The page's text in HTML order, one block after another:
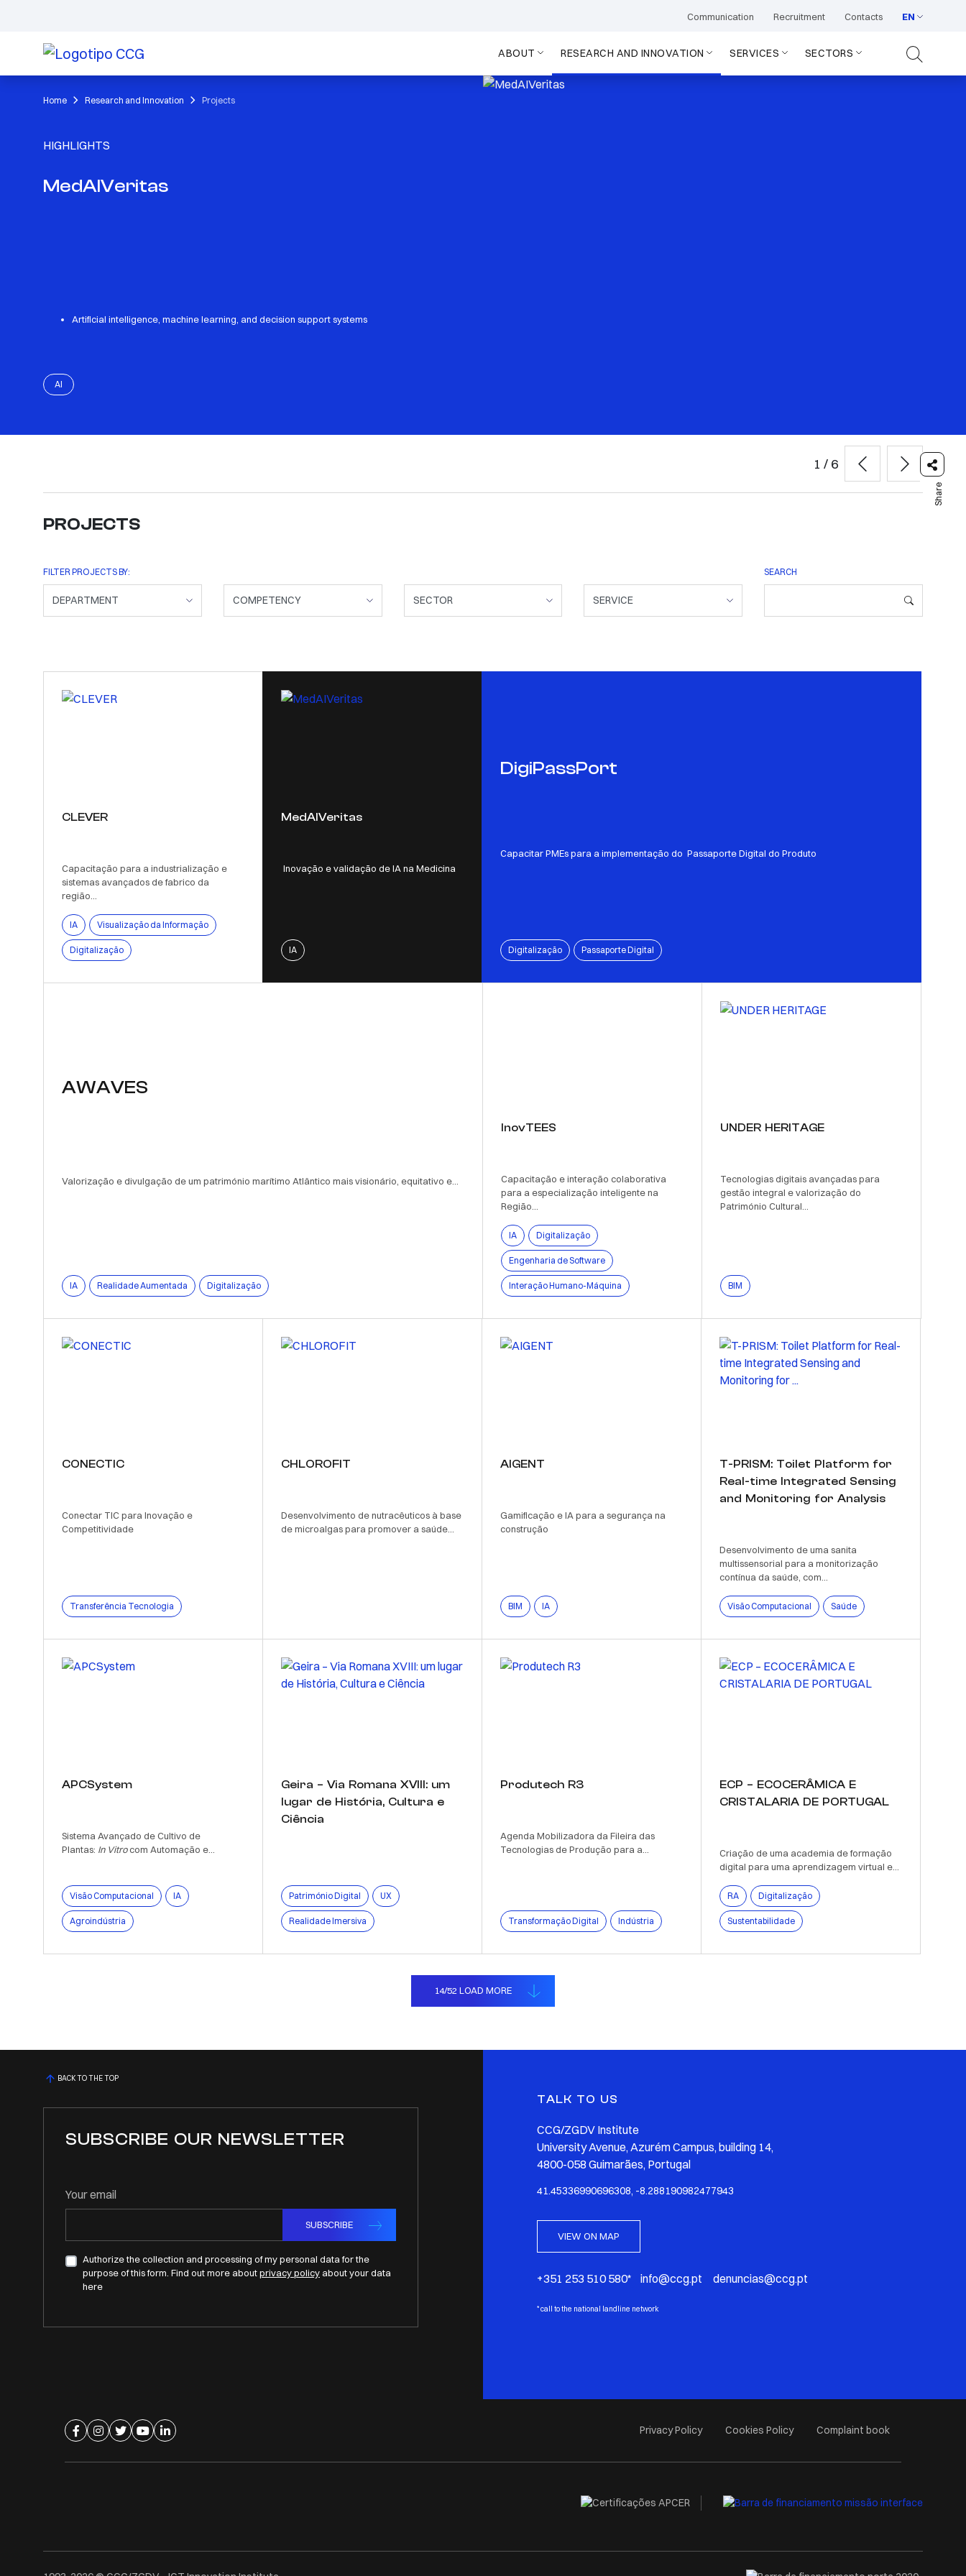
Communication Recruitment Contacts EN
ABOUT RESEARCH AND INNOVATION SERVICES SECTORS
Home Research and Innovation Projects
HIGHLIGHTS
MedAIVeritas
Artificial intelligence, machine learning, and decision support systems
AI
1 / 6
Share
PROJECTS
FILTER PROJECTS BY: SEARCH
CLEVER
Capacitação para a industrialização e
sistemas avançados de fabrico da
região...
IA Visualização da Informação
Digitalização
MedAIVeritas
Inovação e validação de IA na Medicina
IA
DigiPassPort
Capacitar PMEs para a implementação do Passaporte Digital do Produto
Digitalização Passaporte Digital
AWAVES
Valorização e divulgação de um património marítimo Atlântico mais visionário, equitativo e...
IA Realidade Aumentada Digitalização
InovTEES
Capacitação e interação colaborativa
para a especialização inteligente na
Região...
IA Digitalização
Engenharia de Software
Interação Humano-Máquina
UNDER HERITAGE
Tecnologias digitais avançadas para
gestão integral e valorização do
Património Cultural...
BIM
CONECTIC
Conectar TIC para Inovação e
Competitividade
Transferência Tecnologia
CHLOROFIT
Desenvolvimento de nutracêuticos à base
de microalgas para promover a saúde...
AIGENT
Gamificação e IA para a segurança na
construção
BIM IA
T-PRISM: Toilet Platform for
Real-time Integrated Sensing
and Monitoring for Analysis
Desenvolvimento de uma sanita
multissensorial para a monitorização
contínua da saúde, com...
Visão Computacional Saúde
APCSystem
Sistema Avançado de Cultivo de
Plantas: In Vitrocom Automação e...
Visão Computacional IA
Agroindústria
Geira – Via Romana XVIII: um
lugar de História, Cultura e
Ciência
Património Digital UX
Realidade Imersiva
Produtech R3
Agenda Mobilizadora da Fileira das
Tecnologias de Produção para a...
Transformação Digital Indústria
ECP – ECOCERÂMICA E
CRISTALARIA DE PORTUGAL
Criação de uma academia de formação
digital para uma aprendizagem virtual e...
RA Digitalização
Sustentabilidade
14/52 LOAD MORE
BACK TO THE TOP
SUBSCRIBE OUR NEWSLETTER
Your email
SUBSCRIBE
Authorize the collection and processing of my personal data for the
purpose of this form. Find out more aboutprivacy policy about your data
here
TALK TO US
CCG/ZGDV Institute
University Avenue, Azurém Campus, building 14,
4800-058 Guimarães, Portugal
41.45336990696308, -8.288190982477943
VIEW ON MAP
+351 253 510 580* info@ccg.pt denuncias@ccg.pt
*call to the national landline network
Ir para página de facebook
Ir para página de instagram
Ir para página de twitter
Ir para página de youtube
Ir para página de linkedin Privacy Policy Cookies Policy Complaint book